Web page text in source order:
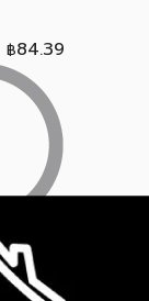
฿84.39